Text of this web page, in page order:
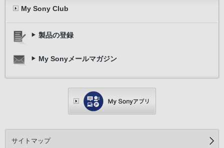
My Sony Club
製品の登録
My Sonyメールマガジン
サイトマップ